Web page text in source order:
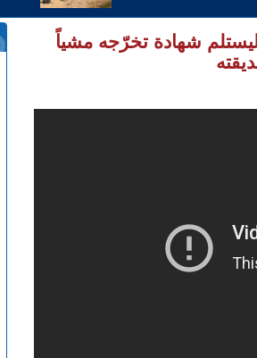
شهادة تخرّجه مشياً